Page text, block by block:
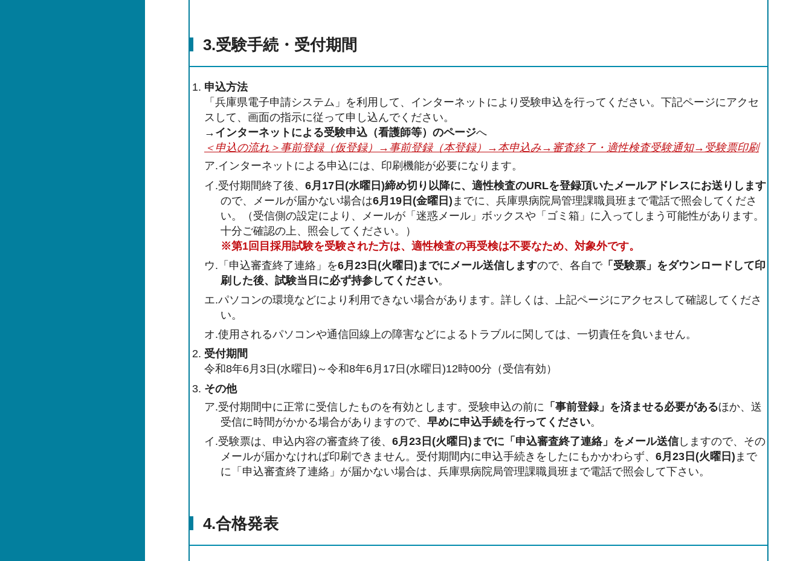
3.受験手続・受付期間
申込方法
「兵庫県電子申請システム」を利用して、インターネットにより受験申込を行ってください。下記ページにアクセ
スして、画面の指示に従って申し込んでください。
→ インターネットによる受験申込（看護師等）のページへ
＜申込の流れ＞事前登録（仮登録）→事前登録（本登録）→本申込み→審査終了・ 適性検査受験通知→受験票印刷
ア.インターネットによる申込には、印刷機能が必要になります。
イ.受付期間終了後、 6月17日(水曜日)締め切り以降に、適性検査のURLを登録頂いたメールアドレスにお送りします
ので、メールが届かない場合は6月19日(金曜日) までに、兵庫県病院局管理課職員班まで電話で照会してくださ
い。（受信側の設定により、メールが「迷惑メール」ボックスや「ゴミ箱」に入ってしまう可能性があります。
十分ご確認の上、照会してください。）
※第1回目採用試験を受験された方は、適性検査の再受検は不要なため、対象外です。
ウ.「申込審査終了連絡」を6月23日(火曜日)までにメール送信しますので、各自で「受験票」をダウンロードして印
刷した後、試験当日に必ず持参してください。
エ.パソコンの環境などにより利用できない場合があります。詳しくは、上記ページにアクセスして確認してくださ
い。
オ.使用されるパソコンや通信回線上の障害などによるトラブルに関しては、一切責任を負いません。
受付期間
令和8年6月3日(水曜日)～令和8年6月17日(水曜日)12時00分（受信有効）
その他
ア.受付期間中に正常に受信したものを有効とします。受験申込の前に 「事前登録」を済ませる必要があるほか、送
受信に時間がかかる場合がありますので、 早めに申込手続を行ってください。
イ.受験票は、申込内容の審査終了後、 6月23日(火曜日)までに「申込審査終了連絡」をメール送信しますので、その
メールが届かなければ印刷できません。受付期間内に申込手続きをしたにもかかわらず、 6月23日(火曜日) まで
に「申込審査終了連絡」が届かない場合は、兵庫県病院局管理課職員班まで電話で照会して下さい。
4.合格発表